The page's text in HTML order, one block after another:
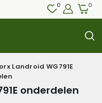
0 0
Landroid WG791E
onderdelen